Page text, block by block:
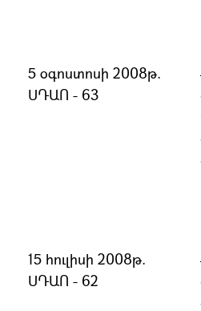
5 օգոստոսի 2008թ.
ՍԴԱՈ - 63
15 հուլիսի 2008թ.
ՍԴԱՈ - 62